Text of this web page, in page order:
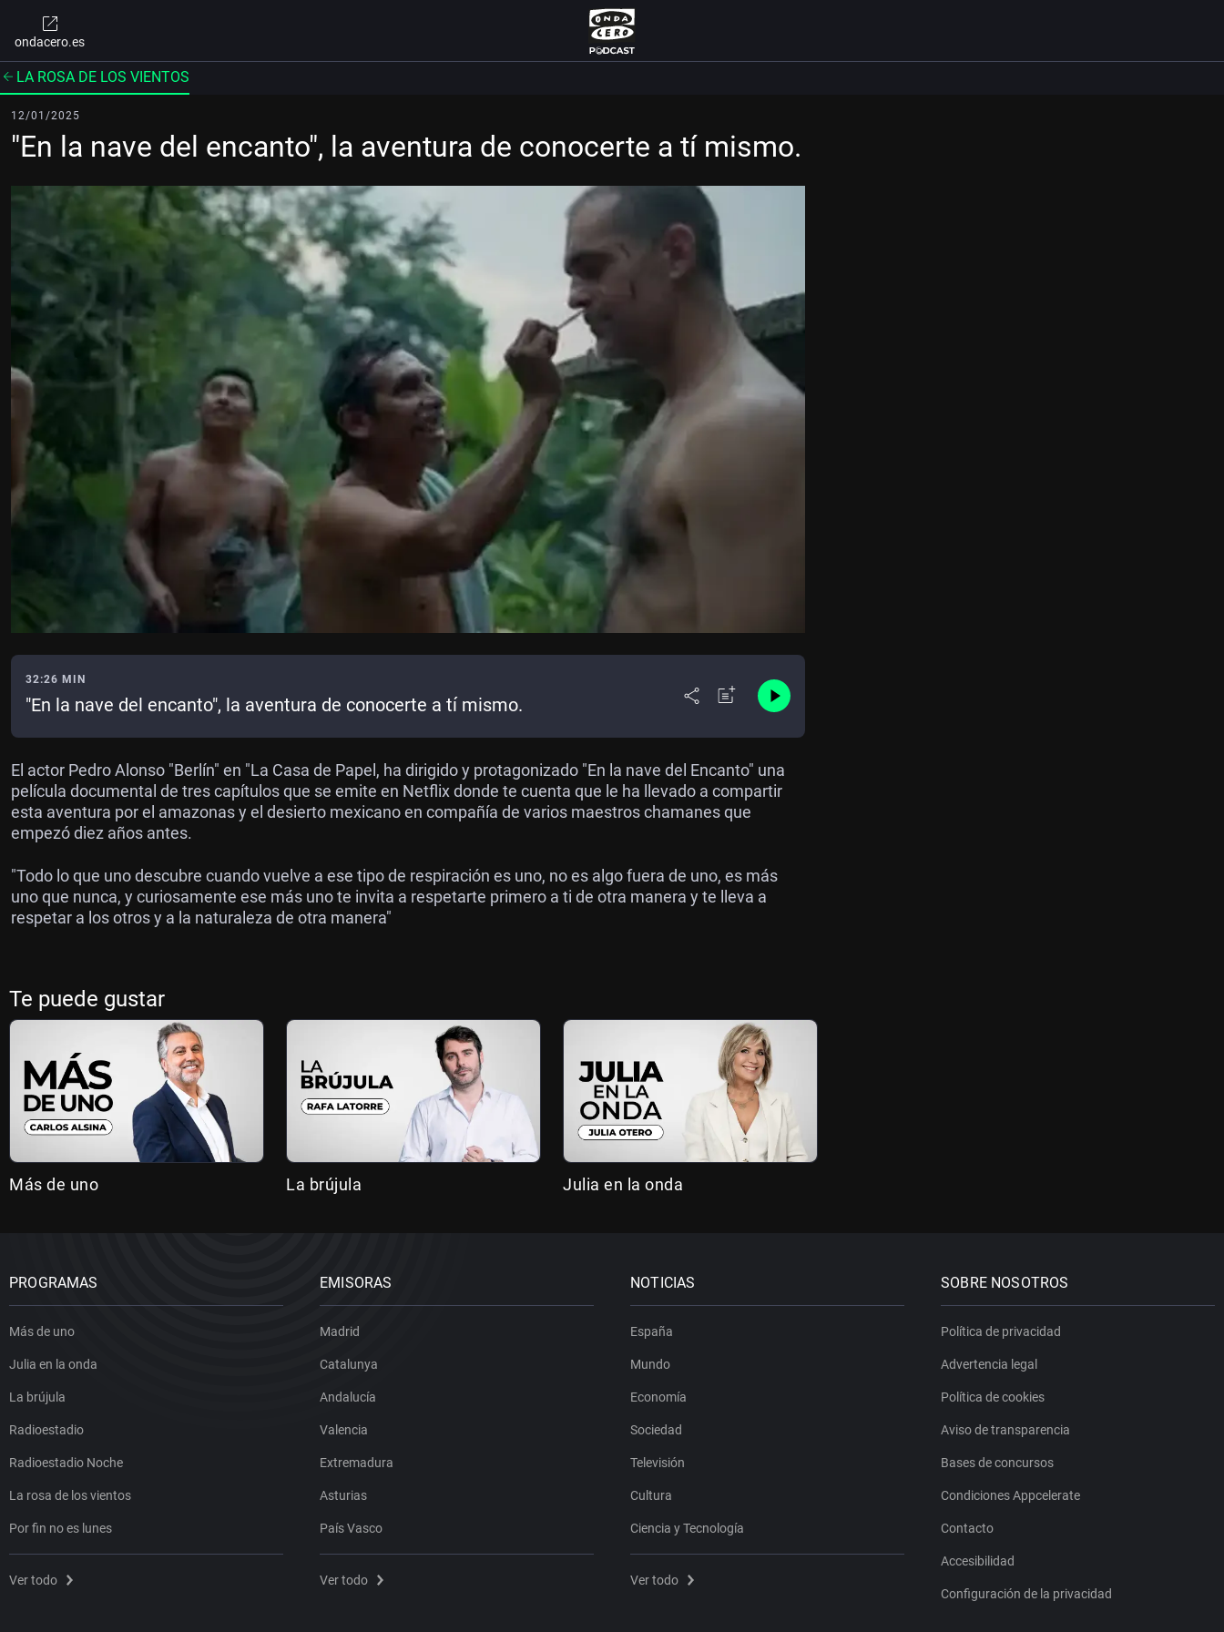
ondacero.es
LA ROSA DE LOS VIENTOS
12/01/2025
"En la nave del encanto", la aventura de conocerte a tí mismo.
32:26 MIN
"En la nave del encanto", la aventura de conocerte a tí mismo.
El actor Pedro Alonso "Berlín" en "La Casa de Papel, ha dirigido y protagonizado "En la nave del Encanto" una
película documental de tres capítulos que se emite en Netflix donde te cuenta que le ha llevado a compartir
esta aventura por el amazonas y el desierto mexicano en compañía de varios maestros chamanes que
empezó diez años antes.
"Todo lo que uno descubre cuando vuelve a ese tipo de respiración es uno, no es algo fuera de uno, es más
uno que nunca, y curiosamente ese más uno te invita a respetarte primero a ti de otra manera y te lleva a
respetar a los otros y a la naturaleza de otra manera"
Te puede gustar
Más de uno La brújula Julia en la onda
PROGRAMAS
Más de uno
Julia en la onda
La brújula
Radioestadio
Radioestadio Noche
La rosa de los vientos
Por fin no es lunes
Ver todo
EMISORAS
Madrid
Catalunya
Andalucía
Valencia
Extremadura
Asturias
País Vasco
Ver todo
NOTICIAS
España
Mundo
Economía
Sociedad
Televisión
Cultura
Ciencia y Tecnología
Ver todo
SOBRE NOSOTROS
Política de privacidad
Advertencia legal
Política de cookies
Aviso de transparencia
Bases de concursos
Condiciones Appcelerate
Contacto
Accesibilidad
Configuración de la privacidad